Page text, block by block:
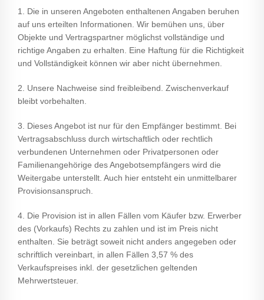
1. Die in unseren Angeboten enthaltenen Angaben beruhen
auf uns erteilten Informationen. Wir bemühen uns, über
Objekte und Vertragspartner möglichst vollständige und
richtige Angaben zu erhalten. Eine Haftung für die Richtigkeit
und Vollständigkeit können wir aber nicht übernehmen.
2. Unsere Nachweise sind freibleibend. Zwischenverkauf
bleibt vorbehalten.
3. Dieses Angebot ist nur für den Empfänger bestimmt. Bei
Vertragsabschluss durch wirtschaftlich oder rechtlich
verbundenen Unternehmen oder Privatpersonen oder
Familienangehörige des Angebotsempfängers wird die
Weitergabe unterstellt. Auch hier entsteht ein unmittelbarer
Provisionsanspruch.
4. Die Provision ist in allen Fällen vom Käufer bzw. Erwerber
des (Vorkaufs) Rechts zu zahlen und ist im Preis nicht
enthalten. Sie beträgt soweit nicht anders angegeben oder
schriftlich vereinbart, in allen Fällen 3,57 % des
Verkaufspreises inkl. der gesetzlichen geltenden
Mehrwertsteuer.